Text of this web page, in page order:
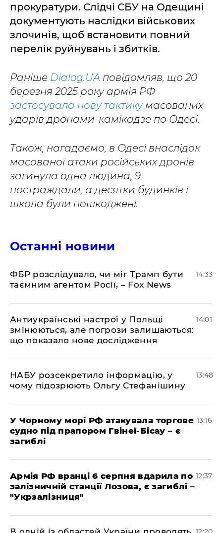
прокуратури. Слідчі СБУ на Одещині
документують наслідки військових
злочинів, щоб встановити повний
перелік руйнувань і збитків.
Раніше Dialog.UA повідомляв, що 20
березня 2025 року армія РФ
застосувала нову тактикумасованих
ударів дронами-камікадзе по Одесі.
Також, нагадаємо, в Одесі внаслідок
масованої атаки російських дронів
загинула одна людина, 9
постраждали, а десятки будинків і
школа були пошкоджені.
Останні новини
ФБР розслідувало, чи міг Трамп бути
таємним агентом Росії, – Fox News
14:33
Антиукраїнські настрої у Польщі
змінюються, але погрози залишаються:
що показало нове дослідження
14:01
НАБУ розсекретило інформацію, у
чому підозрюють Ольгу Стефанішину
13:48
У Чорному морі РФ атакувала торгове
судно під прапором Гвінеї-Бісау – є
загиблі
13:16
Армія РФ вранці 6 серпня вдарила по
залізничній станції Лозова, є загиблі –
"Укрзалізниця"
12:37